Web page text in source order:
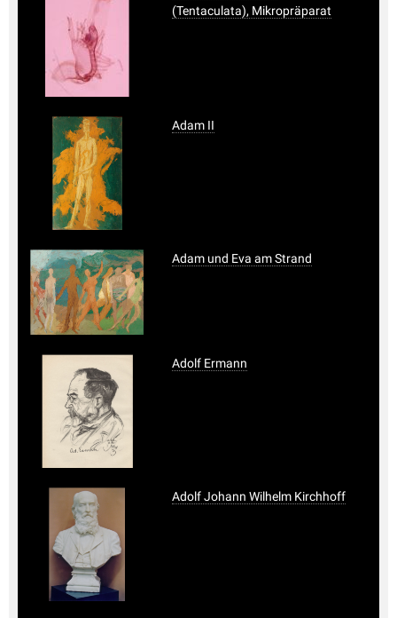
(Tentaculata), Mikropräparat
Adam II
Adam und Eva am Strand
Adolf Ermann
Adolf Johann Wilhelm Kirchhoff